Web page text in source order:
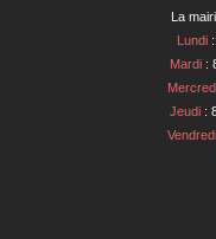
La
Lundi
Mardi:
Jeudi :
Vendredi